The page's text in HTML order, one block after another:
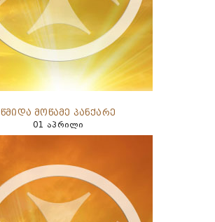
წმიდა მოწამე პანქარე
01 აპრილი